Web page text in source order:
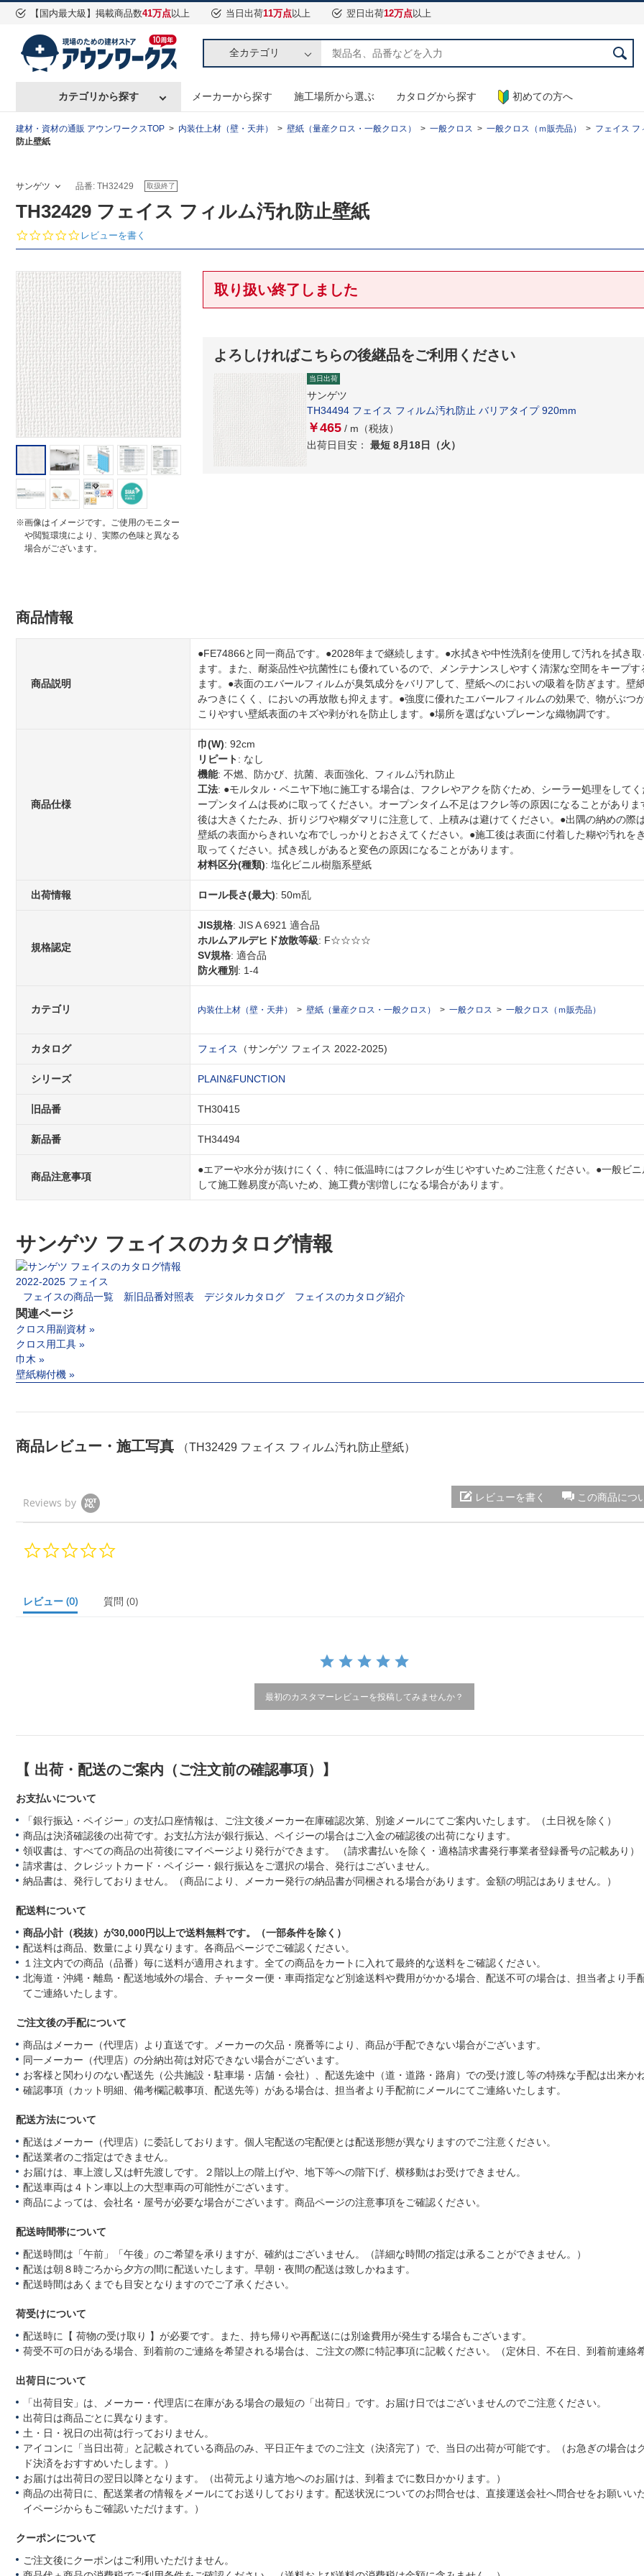
【国内最大級】掲載商品数41万点以上 当日出荷11万点以上 翌日出荷12万点以上
全カテゴリ
カテゴリから探す メーカーから探す 施工場所から選ぶ カタログから探す 初めての方へ
建材・資材の通販 アウンワークスTOP 内装仕上材（壁・天井） 壁紙（量産クロス・一般クロス） 一般クロス 一般クロス（ｍ販売品） フェイス
防止壁紙
サンゲツ 品番: TH32429 取扱終了
TH32429 フェイス フィルム汚れ防止壁紙
0.
0
t
a
r
r
a
t
i
n
g
レビューを書く
※画像はイメージです。ご使用のモニター
や閲覧環境により、実際の色味と異なる
場合がございます。
取り扱い終了しました
よろしければこちらの後継品をご利用ください
当日出荷
サンゲツ
TH34494 フェイス フィルム汚れ防止 バリアタイプ 920mm
￥465 / m（税抜）
出荷日目安：
最短 8月18日（火）
商品情報
商品説明
●FE74866と同一商品です。●2028年まで継続します。●水拭きや中性洗剤を使用して汚れを拭き取
ます。また、耐薬品性や抗菌性にも優れているので、メンテナンスしやすく清潔な空間をキープす
ます。●表面のエバールフィルムが臭気成分をバリアして、壁紙へのにおいの吸着を防ぎます。壁
みつきにくく、においの再放散も抑えます。●強度に優れたエバールフィルムの効果で、物がぶつ
こりやすい壁紙表面のキズや剥がれを防止します。●場所を選ばないプレーンな織物調です。
商品仕様
巾(W): 92cm
リピート: なし
機能: 不燃、防かび、抗菌、表面強化、フィルム汚れ防止
工法: ●モルタル・ベニヤ下地に施工する場合は、フクレやアクを防ぐため、シーラー処理をして
ープンタイムは長めに取ってください。オープンタイム不足はフクレ等の原因になることがありま
後は大きくたたみ、折りジワや糊ダマリに注意して、上積みは避けてください。●出隅の納めの際
壁紙の表面からきれいな布でしっかりとおさえてください。●施工後は表面に付着した糊や汚れを
取ってください。拭き残しがあると変色の原因になることがあります。
材料区分(種類): 塩化ビニル樹脂系壁紙
出荷情報 ロール長さ(最大): 50m乱
規格認定
JIS規格: JIS A 6921 適合品
ホルムアルデヒド放散等級: F☆☆☆☆
SV規格: 適合品
防火種別 : 1-4
カテゴリ 内装仕上材（壁・天井） 壁紙（量産クロス・一般クロス） 一般クロス 一般クロス（ｍ販売品）
カタログ フェイス （サンゲツ フェイス 2022-2025)
シリーズ PLAIN&FUNCTION
旧品番 TH30415
新品番 TH34494
商品注意事項
●エアーや水分が抜けにくく、特に低温時にはフクレが生じやすいためご注意ください。●一般ビ
して施工難易度が高いため、施工費が割増しになる場合があります。
サンゲツ フェイスのカタログ情報
2022-2025 フェイス
フェイスの商品一覧
新旧品番対照表 デジタルカタログ フェイスのカタログ紹介
関連ページ
クロス用副資材 »
クロス用工具 »
巾木 »
壁紙糊付機 »
商品レビュー・施工写真 （TH32429 フェイス フィルム汚れ防止壁紙）
Reviews by この商品につ
レビューを書く
a
r
レビュー (0) 質問 (0)
最初のカスタマーレビューを投稿してみませんか？
【 出荷・配送のご案内（ご注文前の確認事項）】
お支払いについて
「銀行振込・ペイジー」の支払口座情報は、ご注文後メーカー在庫確認次第、別途メールにてご案内いたします。（土日祝を除く）
商品は決済確認後の出荷です。お支払方法が銀行振込、ペイジーの場合はご入金の確認後の出荷になります。
領収書は、すべての商品の出荷後にマイページより発行ができます。 （請求書払いを除く・適格請求書発行事業者登録番号の記載あり）
請求書は、クレジットカード・ペイジー・銀行振込をご選択の場合、発行はございません。
納品書は、発行しておりません。（商品により、メーカー発行の納品書が同梱される場合があります。金額の明記はありません。）
配送料について
商品小計（税抜）が30,000円以上で送料無料です。（一部条件を除く）
配送料は商品、数量により異なります。各商品ページでご確認ください。
１注文内での商品（品番）毎に送料が適用されます。全ての商品をカートに入れて最終的な送料をご確認ください。
北海道・沖縄・離島・配送地域外の場合、チャーター便・車両指定など別途送料や費用がかかる場合、配送不可の場合は、担当者より手
てご連絡いたします。
ご注文後の手配について
商品はメーカー（代理店）より直送です。メーカーの欠品・廃番等により、商品が手配できない場合がございます。
同一メーカー（代理店）の分納出荷は対応できない場合がございます。
お客様と関わりのない配送先（公共施設・駐車場・店舗・会社）、配送先途中（道・道路・路肩）での受け渡し等の特殊な手配は出来かね
確認事項（カット明細、備考欄記載事項、配送先等）がある場合は、担当者より手配前にメールにてご連絡いたします。
配送方法について
配送はメーカー（代理店）に委託しております。個人宅配送の宅配便とは配送形態が異なりますのでご注意ください。
配送業者のご指定はできません。
お届けは、車上渡し又は軒先渡しです。２階以上の階上げや、地下等への階下げ、横移動はお受けできません。
配送車両は４トン車以上の大型車両の可能性がございます。
商品によっては、会社名・屋号が必要な場合がございます。商品ページの注意事項をご確認ください。
配送時間帯について
配送時間は「午前」「午後」のご希望を承りますが、確約はございません。（詳細な時間の指定は承ることができません。）
配送は朝８時ごろから夕方の間に配送いたします。早朝・夜間の配送は致しかねます。
配送時間はあくまでも目安となりますのでご了承ください。
荷受けについて
配送時に【 荷物の受け取り 】が必要です。また、持ち帰りや再配送には別途費用が発生する場合もございます。
荷受不可の日がある場合、到着前のご連絡を希望される場合は、ご注文の際に特記事項に記載ください。（定休日、不在日、到着前連絡希
出荷日について
「出荷目安」は、メーカー・代理店に在庫がある場合の最短の「出荷日」です。お届け日ではございませんのでご注意ください。
出荷日は商品ごとに異なります。
土・日・祝日の出荷は行っておりません。
アイコンに「当日出荷」と記載されている商品のみ、平日正午までのご注文（決済完了）で、当日の出荷が可能です。（お急ぎの場合は
ド決済をおすすめいたします。）
お届けは出荷日の翌日以降となります。（出荷元より遠方地へのお届けは、到着までに数日かかります。）
商品の出荷日に、配送業者の情報をメールにてお送りしております。配送状況についてのお問合せは、直接運送会社へ問合せをお願いい
イページからもご確認いただけます。）
クーポンについて
ご注文後にクーポンはご利用いただけません。